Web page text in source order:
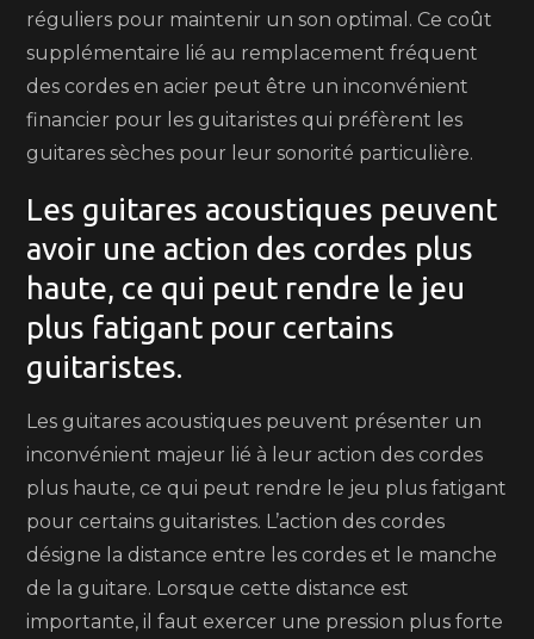
réguliers pour maintenir un son optimal. Ce coût
supplémentaire lié au remplacement fréquent
des cordes en acier peut être un inconvénient
financier pour les guitaristes qui préfèrent les
guitares sèches pour leur sonorité particulière.
Les guitares acoustiques peuvent
avoir une action des cordes plus
haute, ce qui peut rendre le jeu
plus fatigant pour certains
guitaristes.
Les guitares acoustiques peuvent présenter un
inconvénient majeur lié à leur action des cordes
plus haute, ce qui peut rendre le jeu plus fatigant
pour certains guitaristes. L’action des cordes
désigne la distance entre les cordes et le manche
de la guitare. Lorsque cette distance est
importante, il faut exercer une pression plus forte